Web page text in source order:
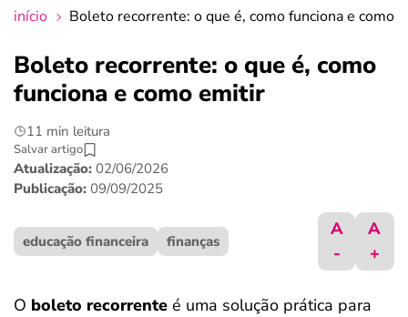
crédito fácil
últimas notícias
ferramentas
início Boleto recorrente: o que é, como funciona e como
Boleto recorrente: o que é, como
funciona e como emitir
11 min leitura
Salvar artigo
Atualização: 02/06/2026
Publicação: 09/09/2025
educação financeira finanças
A
-
A
+
O boleto recorrente é uma solução prática para